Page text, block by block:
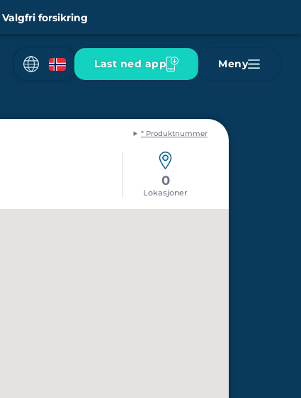
Valgfri forsikring
Last ned app Meny
* Produktnummer
0
Lokasjoner